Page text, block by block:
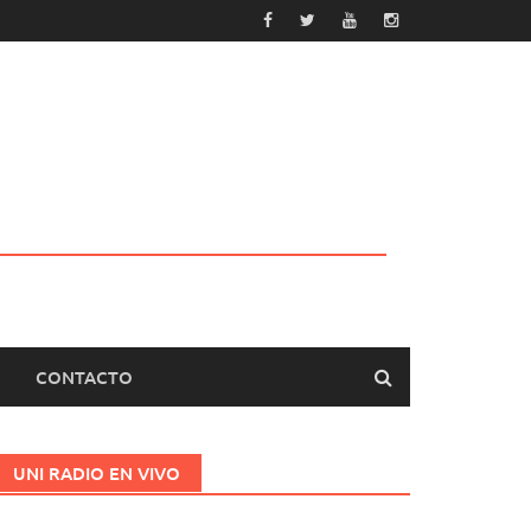
CONTACTO
UNI RADIO EN VIVO